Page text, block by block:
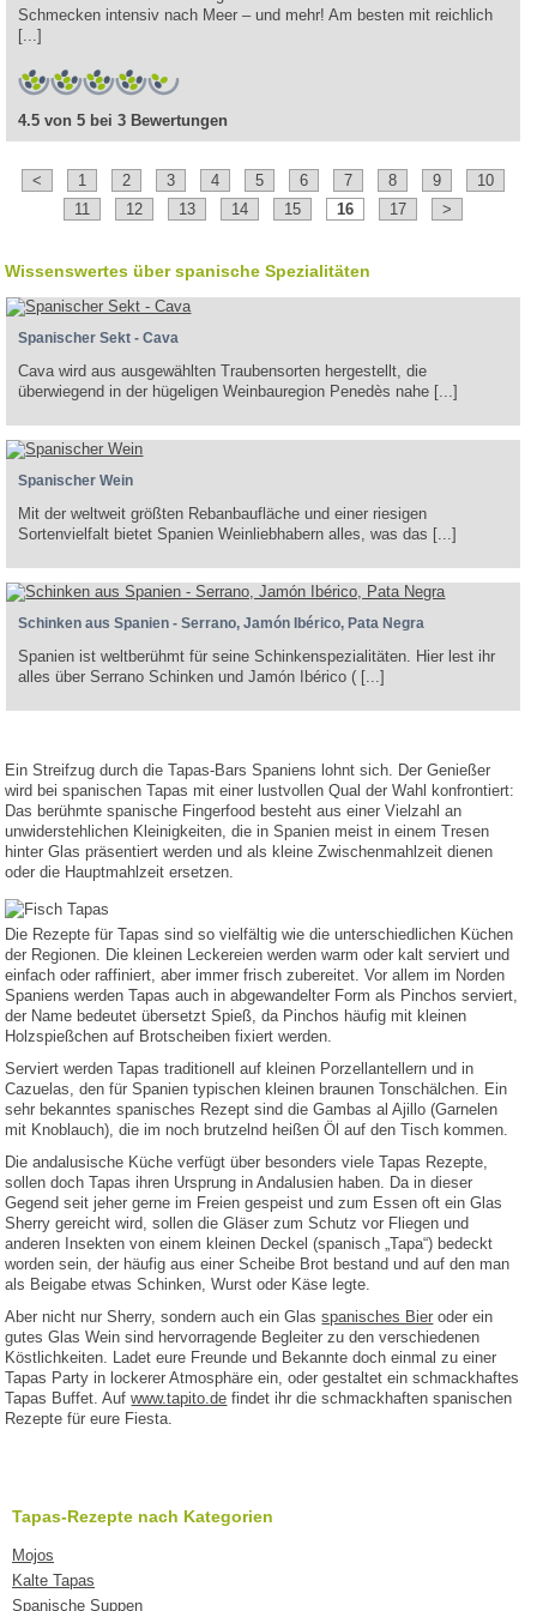
Schmecken intensiv nach Meer – und mehr! Am besten mit reichlich
[...]
4.5 von 5 bei 3 Bewertungen
< 1 2 3 4 5 6 7 8 9
10
11
12 13 14 15 16 17 >
Wissenswertes über spanische Spezialitäten
Spanischer Sekt - Cava
Cava wird aus ausgewählten Traubensorten hergestellt, die
überwiegend in der hügeligen Weinbauregion Penedès nahe [...]
Spanischer Wein
Mit der weltweit größten Rebanbaufläche und einer riesigen
Sortenvielfalt bietet Spanien Weinliebhabern alles, was das [...]
Schinken aus Spanien - Serrano, Jamón Ibérico, Pata Negra
Spanien ist weltberühmt für seine Schinkenspezialitäten. Hier lest ihr
alles über Serrano Schinken und Jamón Ibérico ( [...]
Ein Streifzug durch die Tapas-Bars Spaniens lohnt sich. Der Genießer
wird bei spanischen Tapas mit einer lustvollen Qual der Wahl konfrontiert:
Das berühmte spanische Fingerfood besteht aus einer Vielzahl an
unwiderstehlichen Kleinigkeiten, die in Spanien meist in einem Tresen
hinter Glas präsentiert werden und als kleine Zwischenmahlzeit dienen
oder die Hauptmahlzeit ersetzen.
Die Rezepte für Tapas sind so vielfältig wie die unterschiedlichen Küchen
der Regionen. Die kleinen Leckereien werden warm oder kalt serviert und
einfach oder raffiniert, aber immer frisch zubereitet. Vor allem im Norden
Spaniens werden Tapas auch in abgewandelter Form als Pinchos serviert,
der Name bedeutet übersetzt Spieß, da Pinchos häufig mit kleinen
Holzspießchen auf Brotscheiben fixiert werden.
Serviert werden Tapas traditionell auf kleinen Porzellantellern und in
Cazuelas, den für Spanien typischen kleinen braunen Tonschälchen. Ein
sehr bekanntes spanisches Rezept sind die Gambas al Ajillo (Garnelen
mit Knoblauch), die im noch brutzelnd heißen Öl auf den Tisch kommen.
Die andalusische Küche verfügt über besonders viele Tapas Rezepte,
sollen doch Tapas ihren Ursprung in Andalusien haben. Da in dieser
Gegend seit jeher gerne im Freien gespeist und zum Essen oft ein Glas
Sherry gereicht wird, sollen die Gläser zum Schutz vor Fliegen und
anderen Insekten von einem kleinen Deckel (spanisch „Tapa“) bedeckt
worden sein, der häufig aus einer Scheibe Brot bestand und auf den man
als Beigabe etwas Schinken, Wurst oder Käse legte.
Aber nicht nur Sherry, sondern auch ein Glasspanisches Bier oder ein
gutes Glas Wein sind hervorragende Begleiter zu den verschiedenen
Köstlichkeiten. Ladet eure Freunde und Bekannte doch einmal zu einer
Tapas Party in lockerer Atmosphäre ein, oder gestaltet ein schmackhaftes
Tapas Buffet. Aufwww.tapito.de findet ihr die schmackhaften spanischen
Rezepte für eure Fiesta.
Tapas-Rezepte nach Kategorien
Mojos
Kalte Tapas
Spanische Suppen